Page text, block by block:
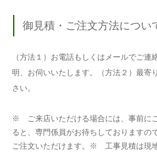
御見積・ご注文方法につい
（方法１）お電話もしくはメールでご連
明、お伺いいたします。（方法２）最寄
さい。
※ ご来店いただける場合には、事前に
ると、専門係員がお待ちしておりますの
ご注文いただけます。※ 工事見積は現